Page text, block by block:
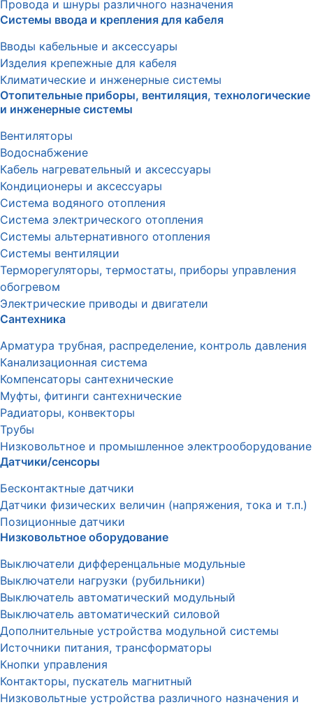
Провода и шнуры различного назначения
Системы ввода и крепления для кабеля
Вводы кабельные и аксессуары
Изделия крепежные для кабеля
Климатические и инженерные системы
Отопительные приборы, вентиляция, технологические
и инженерные системы
Вентиляторы
Водоснабжение
Кабель нагревательный и аксессуары
Кондиционеры и аксессуары
Система водяного отопления
Система электрического отопления
Системы альтернативного отопления
Системы вентиляции
Терморегуляторы, термостаты, приборы управления
обогревом
Электрические приводы и двигатели
Сантехника
Арматура трубная, распределение, контроль давления
Канализационная система
Компенсаторы сантехнические
Муфты, фитинги сантехнические
Радиаторы, конвекторы
Трубы
Низковольтное и промышленное электрооборудование
Датчики/сенсоры
Бесконтактные датчики
Датчики физических величин (напряжения, тока и т.п.)
Позиционные датчики
Низковольтное оборудование
Выключатели дифференцальные модульные
Выключатели нагрузки (рубильники)
Выключатель автоматический модульный
Выключатель автоматический силовой
Дополнительные устройства модульной системы
Источники питания, трансформаторы
Кнопки управления
Контакторы, пускатель магнитный
Низковольтные устройства различного назначения и